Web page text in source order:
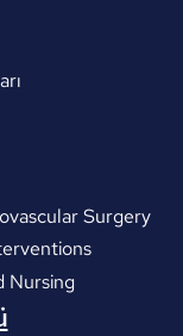
Surgery
Nursing